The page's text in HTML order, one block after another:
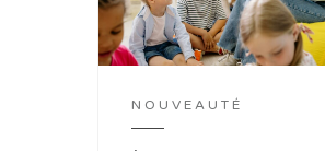
NOUVEAUTÉ